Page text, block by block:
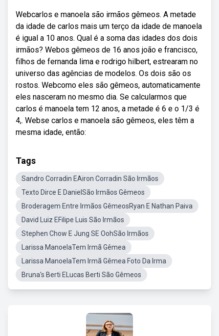
Webcarlos e manoela são irmãos gêmeos. A metade
da idade de carlos mais um terço da idade de manoela
é igual a 10 anos. Qual é a soma das idades dos dois
irmãos? Webos gêmeos de 16 anos joão e francisco,
filhos de fernanda lima e rodrigo hilbert, estrearam no
universo das agências de modelos. Os dois são os
rostos. Webcomo eles são gêmeos, automaticamente
eles nasceram no mesmo dia. Se calcularmos que
carlos é manoela tem 12 anos, a metade é 6 e o 1/3 é
4,. Webse carlos e manoela são gêmeos, eles têm a
mesma idade, então:
Tags
Sandro Corradin EAiron Corradin São Irmãos
Texto Dirce E DanielSão Irmãos Gêmeos
Broderagem Entre Irmãos GêmeosRyan E Nathan Paiva
David Luiz EFilipe Luis São Irmãos
Stephen Chow E Jung SE OohSão Irmãos
Larissa ManoelaTem Irmã Gêmea
Larissa ManoelaTem Irmã Gêmea Foto Da Irma
Bruna's Berti ELucas Berti São Gêmeos